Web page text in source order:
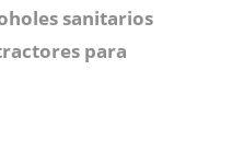
sanitarios
para